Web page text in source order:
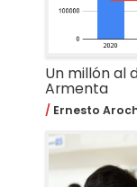
Un millón al
Armenta
Ernesto